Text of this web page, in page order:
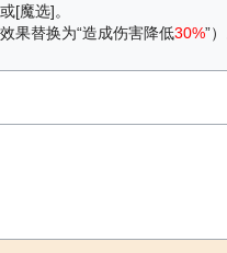
[魔选]。
果替换为“造成伤害降低30%”）